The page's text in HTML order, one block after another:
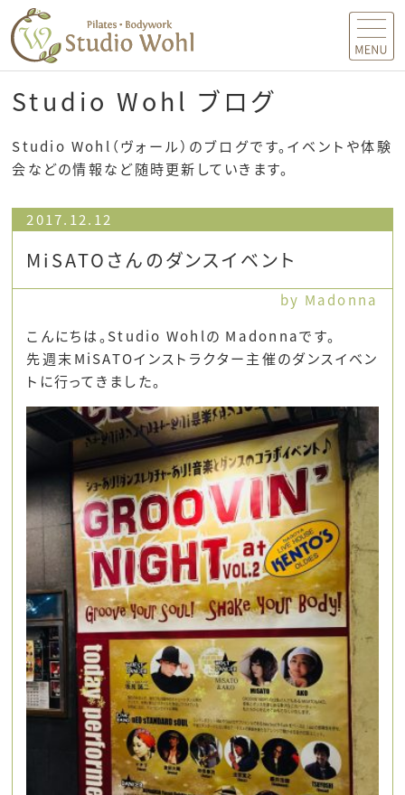
MENU
Studio Wohl ブログ
Studio Wohl（ヴォール）のブログです。イベントや体験
会などの情報など随時更新していきます。
2017.12.12
MiSATOさんのダンスイベント
by Madonna
こんにちは。Studio Wohlの Madonnaです。
先週末MiSATOインストラクター主催のダンスイベン
トに行ってきました。